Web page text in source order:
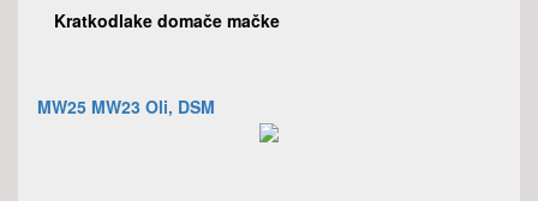
Kratkodlake domače mačke
MW25 MW23 Oli, DSM